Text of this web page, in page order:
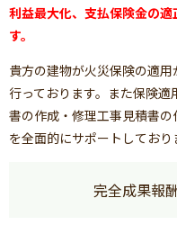
利益最大化、支払保険金の
す。
貴方の建物が火災保険の適
行っております。また保険
書の作成・修理工事見積書
を全面的にサポートしており
完全成果報